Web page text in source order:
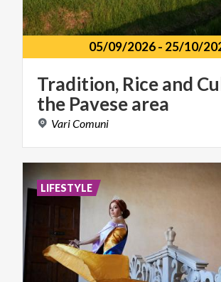
05/09/2026- 25/10/
Tradition, Riceand
the Pavesearea
VariComuni
LIFESTYLE